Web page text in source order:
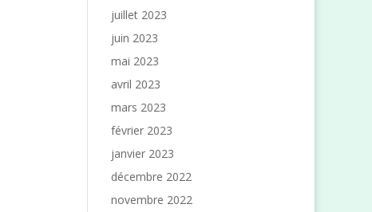
juillet 2023
juin 2023
mai 2023
avril 2023
mars 2023
février 2023
janvier 2023
décembre 2022
novembre 2022